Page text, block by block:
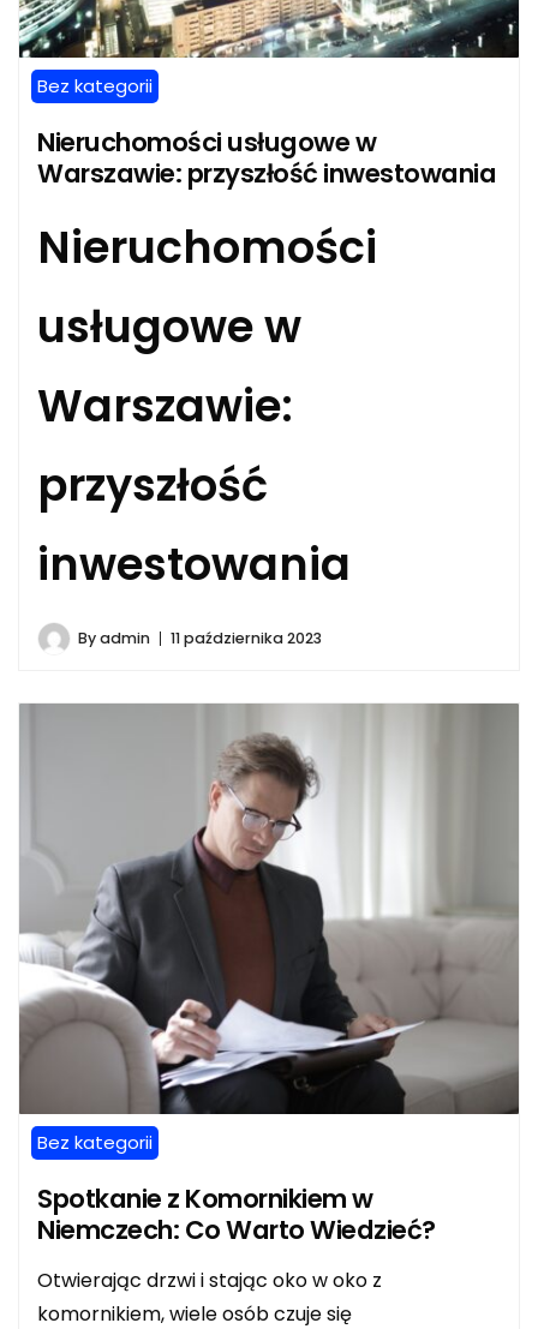
Bez kategorii
Nieruchomości usługowe w
Warszawie: przyszłość inwestowania
Nieruchomości
usługowe w
Warszawie:
przyszłość
inwestowania
Byadmin 11 października 2023
Bez kategorii
Spotkanie z Komornikiem w
Niemczech: Co Warto Wiedzieć?
Otwierając drzwi i stając oko w oko z
komornikiem, wiele osób czuje się